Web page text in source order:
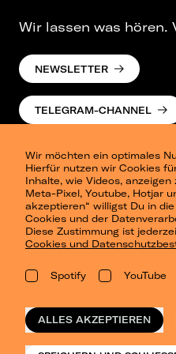
Wir möchten ein optimales
Hierfür nutzen wir Cookies
Inhalte, wie Videos,
Meta-Pixel, Youtube, Hotjar
akzeptieren“ willigst Du in
Cookies und der
Diese Zustimmung ist
Cookies und
Spotify YouTube
ALLES AKZEPTIEREN
Wir lassen was hören.
NEWSLETTER
TELEGRAM-CHANNEL
Presse
Berlin
Dresden
Leipzig
Konzertsommer Petersberg
Vergangene Shows
o_team
Datenschutz